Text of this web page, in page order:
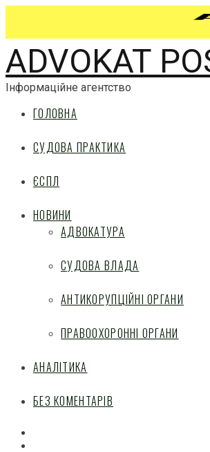
ADVOKAT
Інформаційне агентство
ГОЛОВНА
СУДОВА ПРАКТИКА
ЄСПЛ
НОВИНИ
АДВОКАТУРА
СУДОВА ВЛАДА
АНТИКОРУПЦІЙНІ ОРГАНИ
ПРАВООХОРОННІ ОРГАНИ
АНАЛІТИКА
БЕЗ КОМЕНТАРІВ